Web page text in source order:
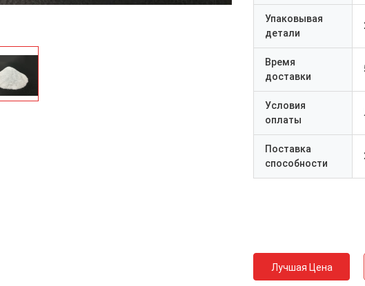
Упаковывая
детали
Время
доставки
Условия
оплаты
Поставка
способности
Лучшая Цена